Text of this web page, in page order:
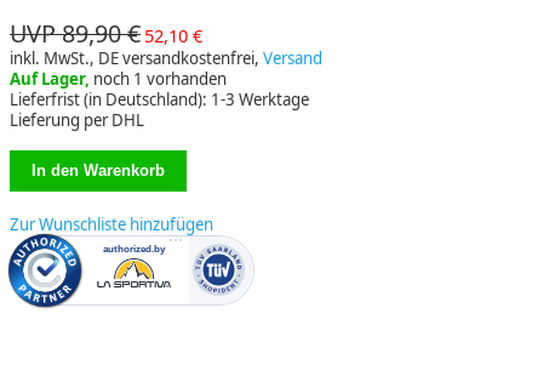
UVP 89,90 € 52,10 €
inkl. MwSt., DE versandkostenfrei, Versand
Auf Lager, noch 1 vorhanden
Lieferfrist (in Deutschland): 1-3 Werktage
Lieferung per DHL
Zur Wunschliste hinzufügen